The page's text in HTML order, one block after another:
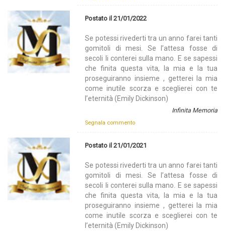
Postato il 21/01/2022
Se potessi rivederti tra un anno farei tanti
gomitoli di mesi. Se l’attesa fosse di
secoli li conterei sulla mano. E se sapessi
che finita questa vita, la mia e la tua
proseguiranno insieme , getterei la mia
come inutile scorza e sceglierei con te
l’eternità (Emily Dickinson)
Infinita Memoria
Segnala commento
Postato il 21/01/2021
Se potessi rivederti tra un anno farei tanti
gomitoli di mesi. Se l’attesa fosse di
secoli li conterei sulla mano. E se sapessi
che finita questa vita, la mia e la tua
proseguiranno insieme , getterei la mia
come inutile scorza e sceglierei con te
l’eternità (Emily Dickinson)